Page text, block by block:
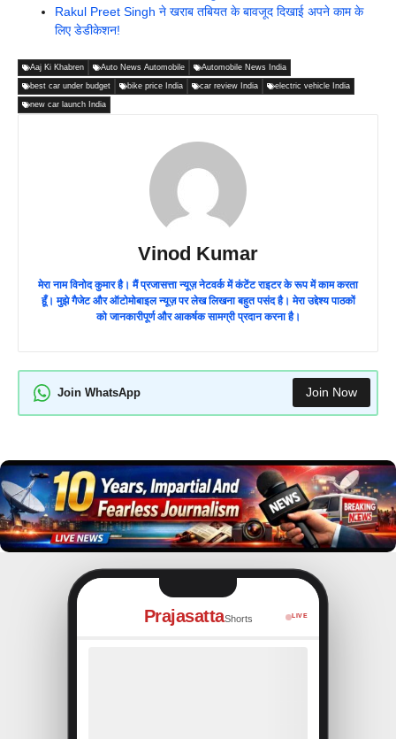
Rakul Preet Singh ने खराब तबियत के बावजूद दिखाई अपने काम के
लिए डेडीकेशन!
Aaj Ki Khabren Auto News Automobile Automobile News India
best car under budget bike price India car review India electric vehicle India
new car launch India
Vinod Kumar
मेरा नाम विनोद कुमार है। मैं प्रजासत्ता न्यूज़ नेटवर्क में कंटेंट राइटर के रूप में काम करता
हूँ। मुझे गैजेट और ऑटोमोबाइल न्यूज़ पर लेख लिखना बहुत पसंद है। मेरा उद्देश्य पाठकों
को जानकारीपूर्ण और आकर्षक सामग्री प्रदान करना है।
Join WhatsApp Join Now
PrajasattaShorts LIVE